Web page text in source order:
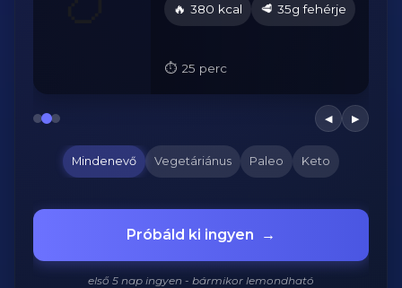
🔥 380 kcal 🥩 35g fehérje
25 perc
◀ ▶
Mindenevő Vegetáriánus Paleo Keto
Próbáld ki ingyen →
első 5 nap ingyen - bármikor lemondható